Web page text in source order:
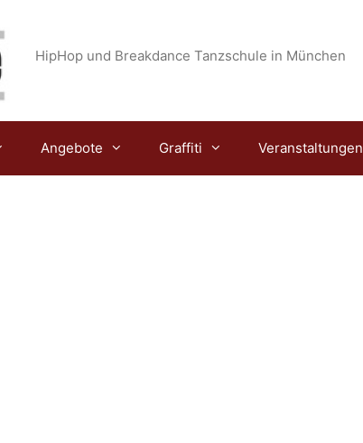
HipHop und Breakdance Tanzschule in München
Angebote Graffiti Veranstaltungen